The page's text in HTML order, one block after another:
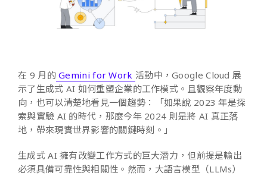
在 9 月的Gemini for Work 活動中，Google Cloud 展
示了生成式 AI 如何重塑企業的工作模式。且觀察年度動
向，也可以清楚地看見一個趨勢：「如果說 2023 年是探
索與實驗 AI 的時代，那麼今年 2024 則是將 AI 真正落
地，帶來現實世界影響的關鍵時刻。」
生成式 AI 擁有改變工作方式的巨大潛力，但前提是輸出
必須具備可靠性與相關性。然而，大語言模型（LLMs）